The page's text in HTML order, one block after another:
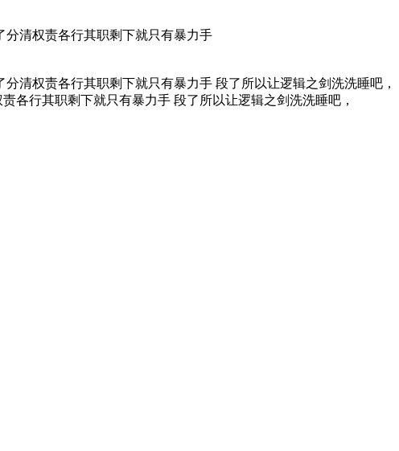
清权责各行其职剩下就只有暴力手
清权责各行其职剩下就只有暴力手 段了所以让逻辑之剑洗洗睡吧，
行其职剩下就只有暴力手 段了所以让逻辑之剑洗洗睡吧，